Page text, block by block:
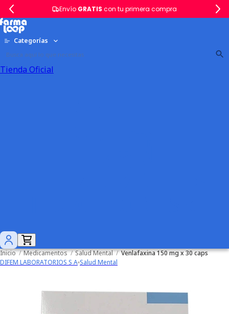
Envío GRATIS con tu primera compra
Categorías
Tienda Oficial
Inicio / Medicamentos / Salud Mental / Venlafaxina 150 mg x 30 caps
DIFEM LABORATORIOS S A Salud Mental